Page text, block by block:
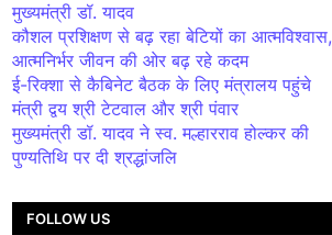
मुख्यमंत्री डॉ. यादव
कौशल प्रशिक्षण से बढ़ रहा बेटियों का आत्मविश्वास,
आत्मनिर्भर जीवन की ओर बढ़ रहे कदम
ई-रिक्शा से कैबिनेट बैठक के लिए मंत्रालय पहुंचे
मंत्री द्वय श्री टेटवाल और श्री पंवार
मुख्यमंत्री डॉ. यादव ने स्व. मल्हारराव होल्कर की
पुण्यतिथि पर दी श्रद्धांजलि
FOLLOW US